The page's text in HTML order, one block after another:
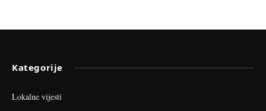
Kategorije
Lokalne vijesti